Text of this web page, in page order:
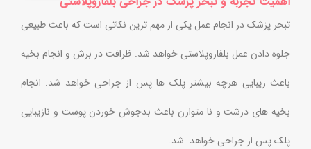
تبحر پزشک در انجام عمل یکی از مهم ترین نکاتی است که باعث طبیعی
جلوه دادن عمل بلفاروپلاستی خواهد شد. ظرافت در برش و انجام بخیه
باعث زیبایی هرچه بیشتر پلک ها پس از جراحی خواهد شد. انجام
بخیه های درشت و نا متوازن باعث بدجوش خوردن پوست و نازیبایی
پلک پس از جراحی خواهد شد.